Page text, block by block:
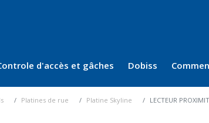
d'accès et gâches Dobiss
Platines de rue Platine Skyline LECTEUR